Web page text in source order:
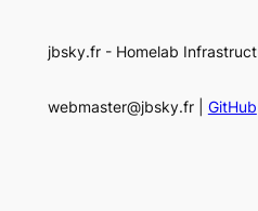
jbsky.fr - Homelab
webmaster@jbsky.fr | GitHub